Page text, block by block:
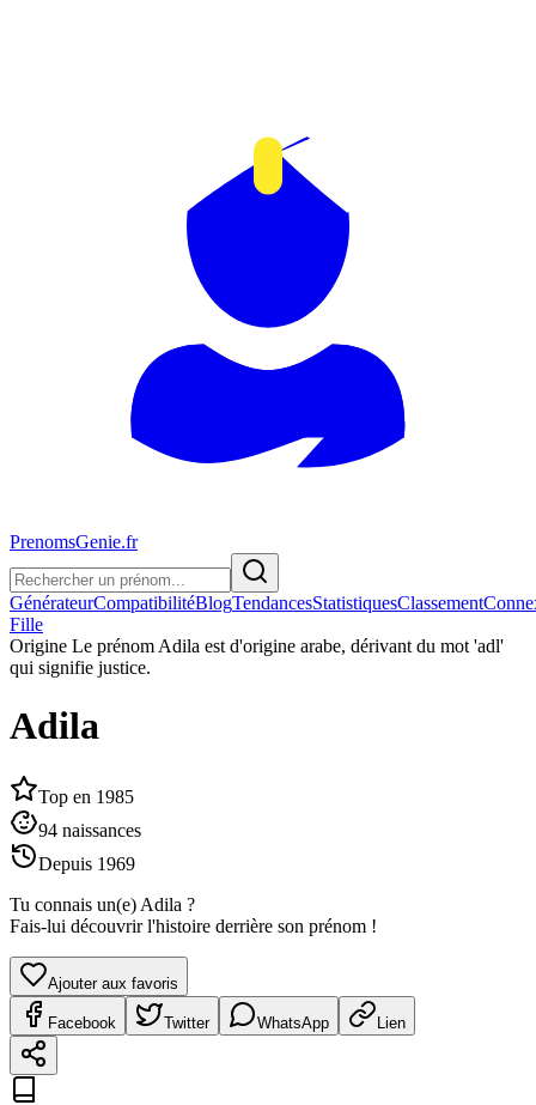
PrenomsGenie.fr
GénérateurCompatibilitéBlogTendancesStatistiquesClassement
Fille
Origine Le prénom Adila est d'origine arabe, dérivant du mot 'adl'
qui signifie justice.
Adila
Top en 1985
94 naissances
Depuis 1969
Tu connais un(e) Adila ?
Fais-lui découvrir l'histoire derrière son prénom !
Ajouter aux favoris
Facebook Twitter WhatsApp Lien